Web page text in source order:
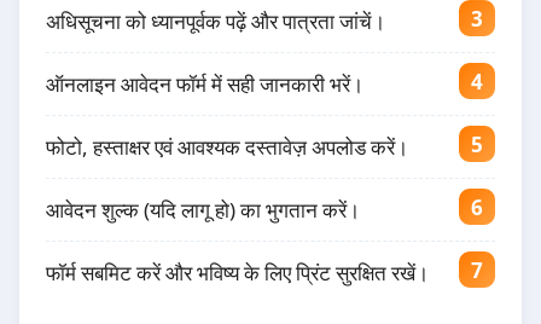
अधिसूचना को ध्यानपूर्वक पढ़ें और पात्रता जांचें।
ऑनलाइन आवेदन फॉर्म में सही जानकारी भरें।
फोटो, हस्ताक्षर एवं आवश्यक दस्तावेज़ अपलोड करें।
आवेदन शुल्क (यदि लागू हो) का भुगतान करें।
फॉर्म सबमिट करें और भविष्य के लिए प्रिंट सुरक्षित रखें।